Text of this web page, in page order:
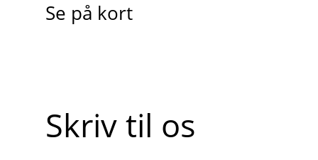
Se på kort
Skriv til os